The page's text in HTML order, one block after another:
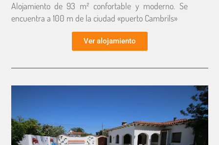
Alojamiento de 93 m² confortable y moderno. Se
encuentra a 100 m de la ciudad «puerto Cambrils»
Ver alojamiento